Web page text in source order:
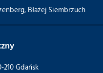
, Błażej Siembrzuch
210 Gdańsk